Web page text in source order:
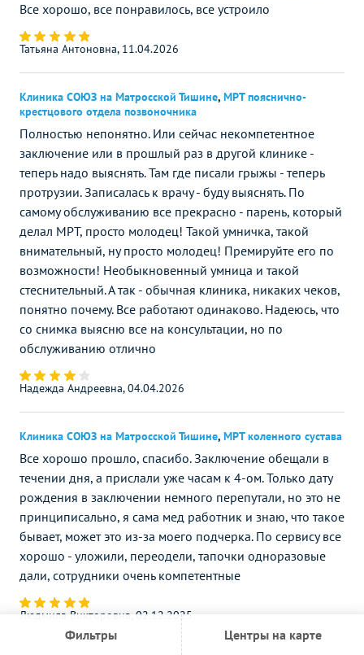
Фильтры Центры на карте
Все хорошо, все понравилось, все устроило
Татьяна Антоновна, 11.04.2026
Клиника СОЮЗ на Матросской Тишине, МРТ пояснично-
крестцового отдела позвоночника
Полностью непонятно. Или сейчас некомпетентное
заключение или в прошлый раз в другой клинике -
теперь надо выяснять. Там где писали грыжы - теперь
протрузии. Записалась к врачу - буду выяснять. По
самому обслуживанию все прекрасно - парень, который
делал МРТ, просто молодец! Такой умничка, такой
внимательный, ну просто молодец! Премируйте его по
возможности! Необыкновенный умница и такой
стеснительный. А так - обычная клиника, никаких чеков,
понятно почему. Все работают одинаково. Надеюсь, что
со снимка выясню все на консультации, но по
обслуживанию отлично
Надежда Андреевна, 04.04.2026
Клиника СОЮЗ на Матросской Тишине, МРТ коленного сустава
Все хорошо прошло, спасибо. Заключение обещали в
течении дня, а прислали уже часам к 4-ом. Только дату
рождения в заключении немного перепутали, но это не
принциписально, я сама мед работник и знаю, что такое
бывает, может это из-за моего подчерка. По сервису все
хорошо - уложили, переодели, тапочки одноразовые
дали, сотрудники очень компетентные
Людмила Викторовна, 02.12.2025